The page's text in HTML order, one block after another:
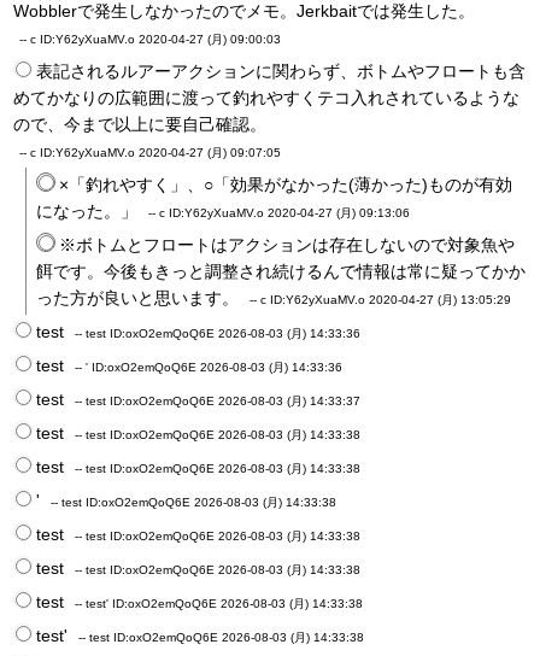
Wobblerで発生しなかったのでメモ。Jerkbaitでは発生した。
-- c ID:Y62yXuaMV.o 2020-04-27 (月) 09:00:03
表記されるルアーアクションに関わらず、ボトムやフロートも含
めてかなりの広範囲に渡って釣れやすくテコ入れされているような
ので、今まで以上に要自己確認。
-- c ID:Y62yXuaMV.o 2020-04-27 (月) 09:07:05
×「釣れやすく」、○「効果がなかった(薄かった)ものが有効
になった。」
-- c ID:Y62yXuaMV.o 2020-04-27 (月) 09:13:06
※ボトムとフロートはアクションは存在しないので対象魚や
餌です。今後もきっと調整され続けるんで情報は常に疑ってかか
った方が良いと思います。
-- c ID:Y62yXuaMV.o 2020-04-27 (月) 13:05:29
test -- test ID:oxO2emQoQ6E 2026-08-03 (月) 14:33:36
test -- ' ID:oxO2emQoQ6E 2026-08-03 (月) 14:33:36
test -- test ID:oxO2emQoQ6E 2026-08-03 (月) 14:33:37
test -- test ID:oxO2emQoQ6E 2026-08-03 (月) 14:33:38
test -- test ID:oxO2emQoQ6E 2026-08-03 (月) 14:33:38
' -- test ID:oxO2emQoQ6E 2026-08-03 (月) 14:33:38
test -- test ID:oxO2emQoQ6E 2026-08-03 (月) 14:33:38
test -- test ID:oxO2emQoQ6E 2026-08-03 (月) 14:33:38
test -- test' ID:oxO2emQoQ6E 2026-08-03 (月) 14:33:38
test' -- test ID:oxO2emQoQ6E 2026-08-03 (月) 14:33:38